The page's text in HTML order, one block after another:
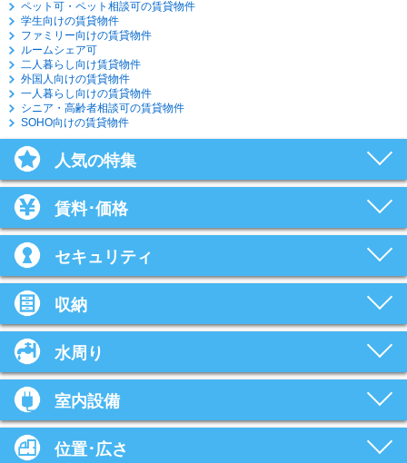
ペット可・ペット相談可の賃貸物件
学生向けの賃貸物件
ファミリー向けの賃貸物件
ルームシェア可
二人暮らし向け賃貸物件
外国人向けの賃貸物件
一人暮らし向けの賃貸物件
シニア・高齢者相談可の賃貸物件
SOHO向けの賃貸物件
人気の特集
賃料･価格
セキュリティ
収納
水周り
室内設備
位置･広さ